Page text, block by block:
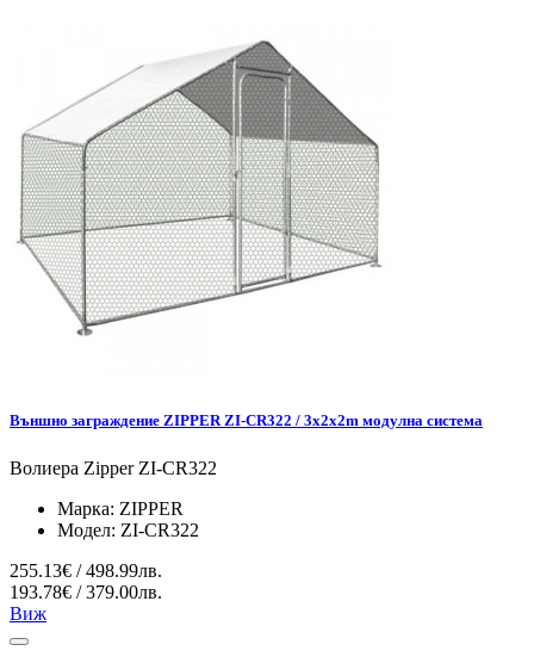
Външно заграждение ZIPPER ZI-CR322 / 3x2x2m модулна система
Волиера Zipper ZI-CR322
Марка: ZIPPER
Модел: ZI-CR322
255.13€ / 498.99лв.
193.78€ / 379.00лв.
Виж